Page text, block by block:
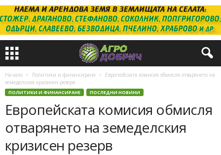
Начало Политики и финансиране
Европейската комисия обмисля отварянето на
земеделския кризисен резерв
ПОЛИТИКИ И ФИНАНСИРАНЕ ПОСЛЕДНИ НОВИНИ
Европейската комисия обмисля
отварянето на земеделския
кризисен резерв